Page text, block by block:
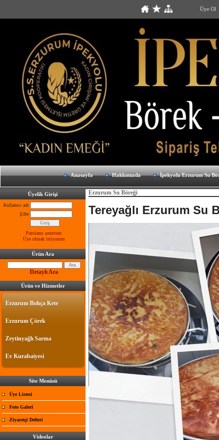
Üye Ol
Anasayfa Hakkımızda İpekyolu Erzurum Su
Üyelik Girişi
Kullanıcı adı
Şifre
Parolamı unuttum
Üye olmak istiyorum
Ürün Ara
Detaylı Ara
Ürün ve Hizmetler
Erzurum Bohça Kete
Erzurum Çörek
Zeytinyağlı Sarma
Ev Kurabaiyesi
Site Menüsü
Üye Listesi
Foto Galeri
Ziyaretçi Defteri
Videolar
Erzurum Su Böreği
Tereyağlı Erzurum Su